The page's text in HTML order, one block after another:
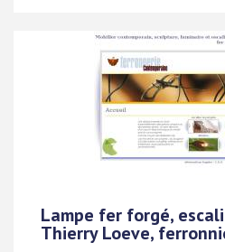
Lampe fer forgé,
Thierry Loeve,